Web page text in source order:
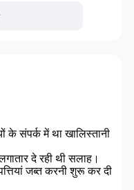
के संपर्क में था खालिस्तानी
दे रही थी सलाह।
जब्त करनी शुरू कर दी